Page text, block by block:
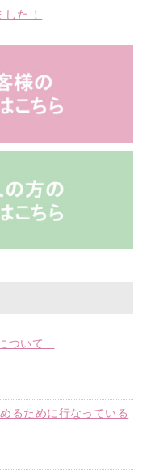
た！
ついて...
るために行なっている